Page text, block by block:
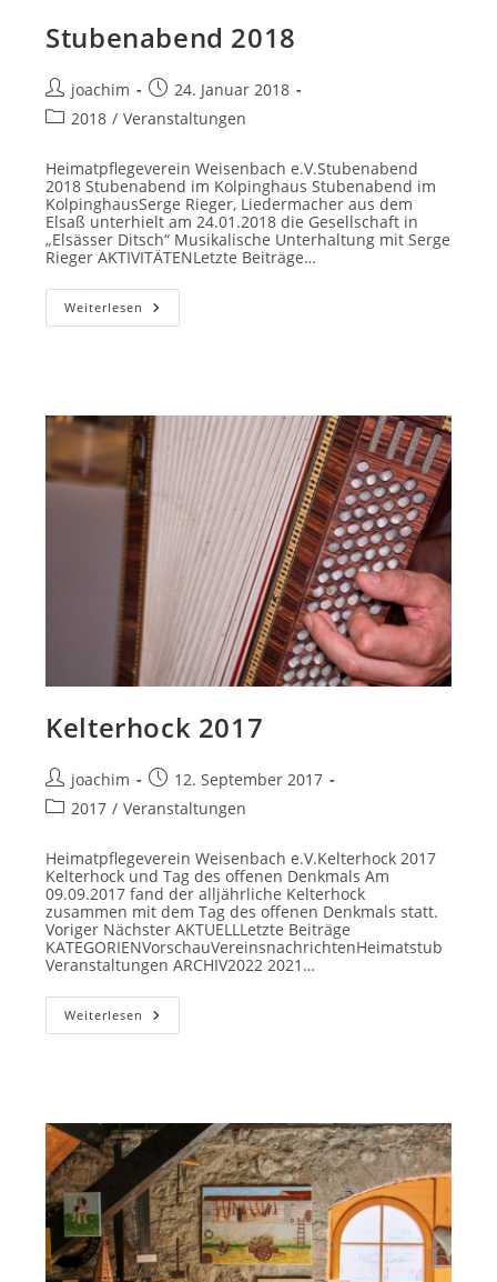
Stubenabend 2018
Beitrags-
Autor:
joachim
Beitrag
veröffentlicht:
24. Januar 2018
Beitrags-
2018 / Veranstaltungen
Heimatpflegeverein Weisenbach e.V.Stubenabend
2018 Stubenabend im Kolpinghaus Stubenabend im
KolpinghausSerge Rieger, Liedermacher aus dem
Elsaß unterhielt am 24.01.2018 die Gesellschaft in
„Elsässer Ditsch“ Musikalische Unterhaltung mit Serge
Rieger AKTIVITÄTENLetzte Beiträge…
Weiterlesen Stubenabend
2018
Kelterhock 2017
Beitrags-
Autor:
joachim
Beitrag
veröffentlicht:
12. September 2017
Beitrags-
2017 / Veranstaltungen
Heimatpflegeverein Weisenbach e.V.Kelterhock 2017
Kelterhock und Tag des offenen Denkmals Am
09.09.2017 fand der alljährliche Kelterhock
zusammen mit dem Tag des offenen Denkmals statt.
Voriger Nächster AKTUELLLetzte Beiträge
KATEGORIENVorschauVereinsnachrichtenHeimatstub
Veranstaltungen ARCHIV2022 2021…
Weiterlesen Kelterhock
2017